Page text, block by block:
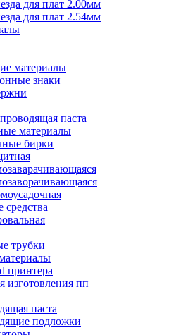
для плат 2.00мм
для плат 2.54мм
материалы
знаки
паста
материалы
бирки
трубки
принтера
изготовления пп
паста
подложки